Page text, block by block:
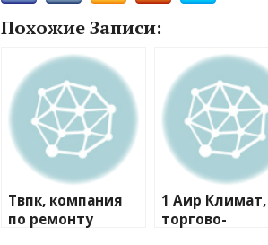
Похожие Записи:
Твпк, компания
по ремонту
1 Аир Климат,
торгово-